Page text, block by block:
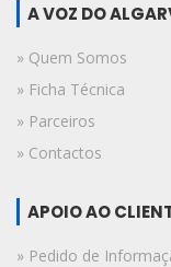
A VOZ DO
» Quem Somos
» Ficha Técnica
» Parceiros
» Contactos
APOIO AO
» Pedido de